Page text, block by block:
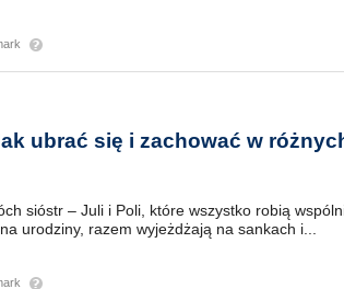
ubrać się i zachować w
sióstr – Juli i Poli, które wszystko robią
urodziny, razem wyjeżdżają na sankach i...